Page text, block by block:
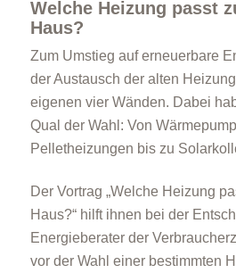
Welche Heizung passt
Haus?
Zum Umstieg auf erneuerbare
der Austausch der alten
eigenen vier Wänden. Dabei
Qual der Wahl: Von
Pelletheizungen bis zu
Der Vortrag „Welche Heizung
Haus?“ hilft ihnen bei der
Energieberater der
vor der Wahl einer bestimmten